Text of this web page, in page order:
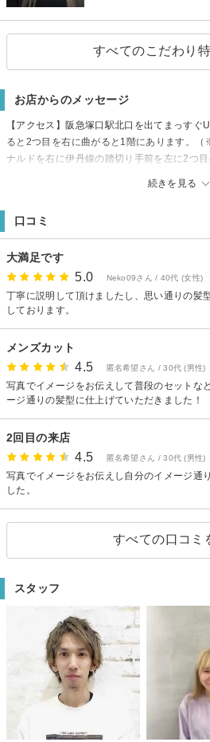
すべてのこだわり
お店からのメッセージ
続きを見る
【アクセス】阪急塚口駅北口を出てまっす
ると2つ目を右に曲がると1階にあります。
ナルドを右に伊丹線の踏切り手前を左に2つ
口コミ
大満足です
5.0 Neko09さん / 40代 (女性)
丁寧に説明して頂けましたし、思い通りの髪
しております。
メンズカット
4.5 匿名希望さん / 30代 (男性)
写真でイメージをお伝えして普段のセットな
ージ通りの髪型に仕上げていただきました！
2回目の来店
4.5 匿名希望さん / 30代 (男性)
写真でイメージをお伝えし自分のイメージ通
した。
すべての口コミ
スタッフ